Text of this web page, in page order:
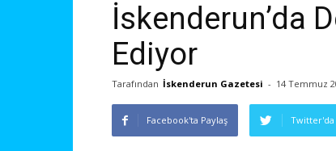
İskenderun’da
Ediyor
Tarafından İskenderun Gazetesi - 14 Temmuz
Facebook'ta Paylaş Twitter'da